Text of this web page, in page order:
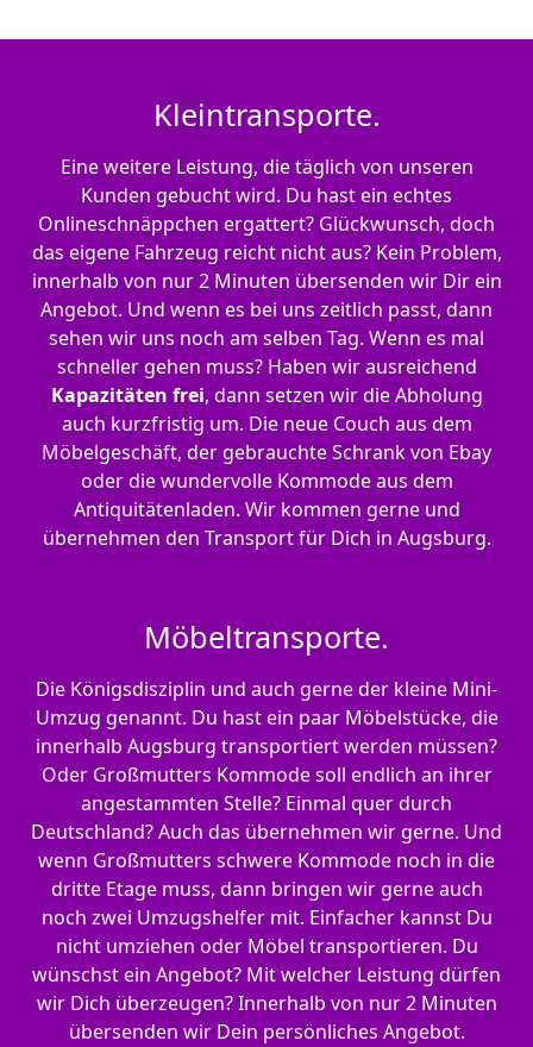
Kleintransporte.
Eine weitere Leistung, die täglich von unseren
Kunden gebucht wird. Du hast ein echtes
Onlineschnäppchen ergattert? Glückwunsch, doch
das eigene Fahrzeug reicht nicht aus? Kein Problem,
innerhalb von nur 2 Minuten übersenden wir Dir ein
Angebot. Und wenn es bei uns zeitlich passt, dann
sehen wir uns noch am selben Tag. Wenn es mal
schneller gehen muss? Haben wir ausreichend
Kapazitäten frei, dann setzen wir die Abholung
auch kurzfristig um. Die neue Couch aus dem
Möbelgeschäft, der gebrauchte Schrank von Ebay
oder die wundervolle Kommode aus dem
Antiquitätenladen. Wir kommen gerne und
übernehmen den Transport für Dich in Augsburg.
Möbeltransporte.
Die Königsdisziplin und auch gerne der kleine Mini-
Umzug genannt. Du hast ein paar Möbelstücke, die
innerhalb Augsburg transportiert werden müssen?
Oder Großmutters Kommode soll endlich an ihrer
angestammten Stelle? Einmal quer durch
Deutschland? Auch das übernehmen wir gerne. Und
wenn Großmutters schwere Kommode noch in die
dritte Etage muss, dann bringen wir gerne auch
noch zwei Umzugshelfer mit. Einfacher kannst Du
nicht umziehen oder Möbel transportieren. Du
wünschst ein Angebot? Mit welcher Leistung dürfen
wir Dich überzeugen? Innerhalb von nur 2 Minuten
übersenden wir Dein persönliches Angebot.